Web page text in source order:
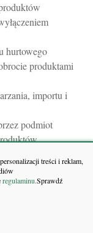
treści i reklam,
regulaminu.Sprawdź
hurtowego
produktami
importu i
podmiot
i wycofania
w